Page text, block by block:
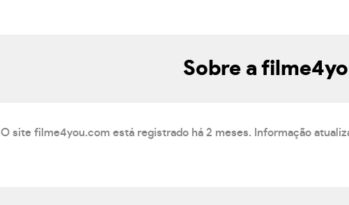
Sobre a
O site filme4you.com está registrado há 2 meses. Informação